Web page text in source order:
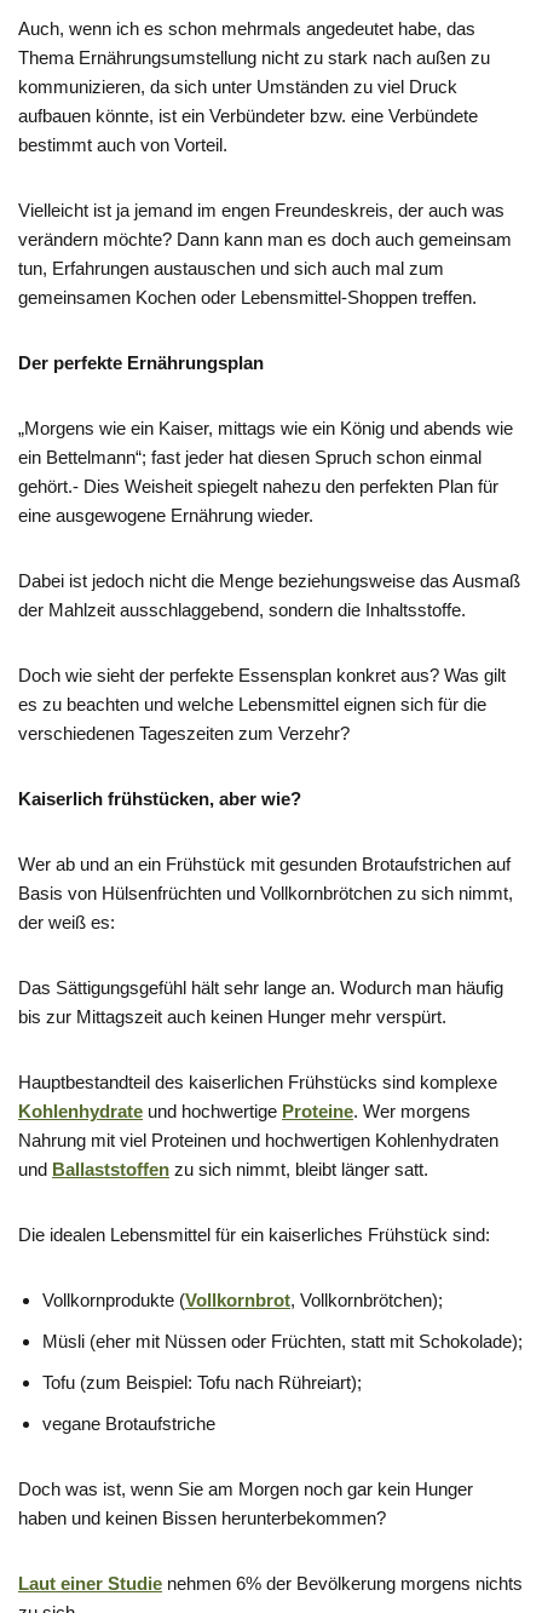
Auch, wenn ich es schon mehrmals angedeutet habe, das
Thema Ernährungsumstellung nicht zu stark nach außen zu
kommunizieren, da sich unter Umständen zu viel Druck
aufbauen könnte, ist ein Verbündeter bzw. eine Verbündete
bestimmt auch von Vorteil.
Vielleicht ist ja jemand im engen Freundeskreis, der auch was
verändern möchte? Dann kann man es doch auch gemeinsam
tun, Erfahrungen austauschen und sich auch mal zum
gemeinsamen Kochen oder Lebensmittel-Shoppen treffen.
Der perfekte Ernährungsplan
„Morgens wie ein Kaiser, mittags wie ein König und abends wie
ein Bettelmann“; fast jeder hat diesen Spruch schon einmal
gehört.- Dies Weisheit spiegelt nahezu den perfekten Plan für
eine ausgewogene Ernährung wieder.
Dabei ist jedoch nicht die Menge beziehungsweise das Ausmaß
der Mahlzeit ausschlaggebend, sondern die Inhaltsstoffe.
Doch wie sieht der perfekte Essensplan konkret aus? Was gilt
es zu beachten und welche Lebensmittel eignen sich für die
verschiedenen Tageszeiten zum Verzehr?
Kaiserlich frühstücken, aber wie?
Wer ab und an ein Frühstück mit gesunden Brotaufstrichen auf
Basis von Hülsenfrüchten und Vollkornbrötchen zu sich nimmt,
der weiß es:
Das Sättigungsgefühl hält sehr lange an. Wodurch man häufig
bis zur Mittagszeit auch keinen Hunger mehr verspürt.
Hauptbestandteil des kaiserlichen Frühstücks sind komplexe
Kohlenhydrate und hochwertige Proteine. Wer morgens
Nahrung mit viel Proteinen und hochwertigen Kohlenhydraten
und Ballaststoffen zu sich nimmt, bleibt länger satt.
Die idealen Lebensmittel für ein kaiserliches Frühstück sind:
Vollkornprodukte (Vollkornbrot, Vollkornbrötchen);
Müsli (eher mit Nüssen oder Früchten, statt mit Schokolade);
Tofu (zum Beispiel: Tofu nach Rühreiart);
vegane Brotaufstriche
Doch was ist, wenn Sie am Morgen noch gar kein Hunger
haben und keinen Bissen herunterbekommen?
Laut einer Studie nehmen 6% der Bevölkerung morgens nichts